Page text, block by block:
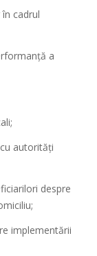
cadrul
a
autorităţi
despre
implementării